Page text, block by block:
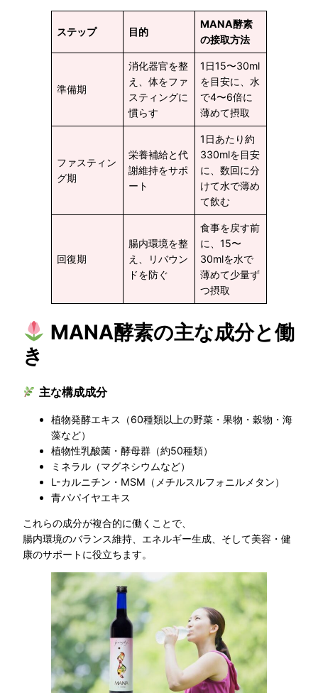
ステップ 目的
MANA酵素
の接取方法
準備期
消化器官を整
え、体をファ
スティングに
慣らす
1日15〜30ml
を目安に、水
で4〜6倍に
薄めて摂取
ファスティン
グ期
栄養補給と代
謝維持をサポ
ート
1日あたり約
330mlを目安
に、数回に分
けて水で薄め
て飲む
回復期
腸内環境を整
え、リバウン
ドを防ぐ
食事を戻す前
に、15〜
30mlを水で
薄めて少量ず
つ摂取
MANA酵素の主な成分と働
き
主な構成成分
植物発酵エキス（60種類以上の野菜・果物・穀物・海
藻など）
植物性乳酸菌・酵母群（約50種類）
ミネラル（マグネシウムなど）
L-カルニチン・MSM（メチルスルフォニルメタン）
青パパイヤエキス
これらの成分が複合的に働くことで、
腸内環境のバランス維持、エネルギー生成、そして美容・健
康のサポートに役立ちます。